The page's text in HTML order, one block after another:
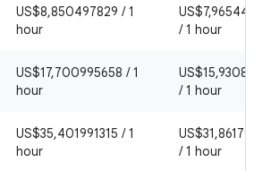
US$8,850497829 / 1
hour
/ 1 hour
US$17,700995658 / 1
hour
/ 1 hour
US$35,401991315 / 1
hour
/ 1 hour